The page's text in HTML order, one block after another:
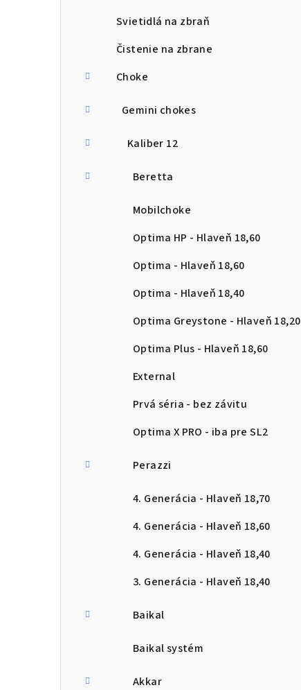
Svietidlá na zbraň
Čistenie na zbrane
Choke
Gemini chokes
Kaliber 12
Beretta
Mobilchoke
Optima HP - Hlaveň 18,60
Optima - Hlaveň 18,60
Optima - Hlaveň 18,40
Optima Greystone - Hlaveň 18,20
Optima Plus - Hlaveň 18,60
External
Prvá séria - bez závitu
Optima X PRO - iba pre SL2
Perazzi
4. Generácia - Hlaveň 18,70
4. Generácia - Hlaveň 18,60
4. Generácia - Hlaveň 18,40
3. Generácia - Hlaveň 18,40
Baikal
Baikal systém
Akkar